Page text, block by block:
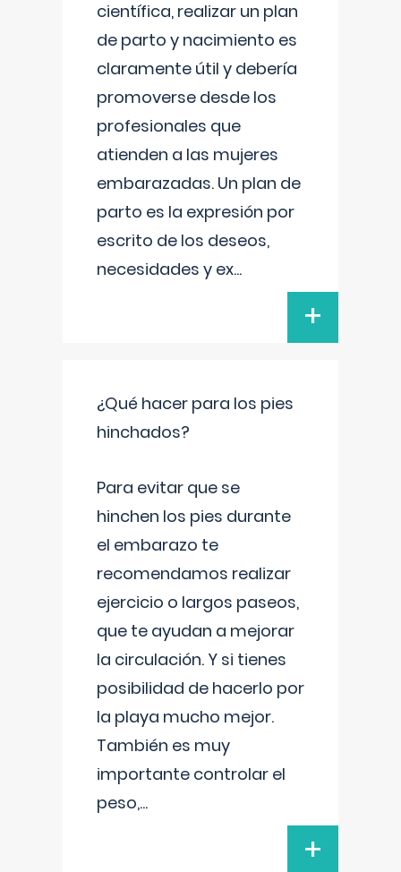
científica, realizar un plan
de parto y nacimiento es
claramente útil y debería
promoverse desde los
profesionales que
atienden a las mujeres
embarazadas. Un plan de
parto es la expresión por
escrito de los deseos,
necesidades y ex...
+
¿Qué hacer para los pies
hinchados?
Para evitar que se
hinchen los pies durante
el embarazo te
recomendamos realizar
ejercicio o largos paseos,
que te ayudan a mejorar
la circulación. Y si tienes
posibilidad de hacerlo por
la playa mucho mejor.
También es muy
importante controlar el
peso,...
+